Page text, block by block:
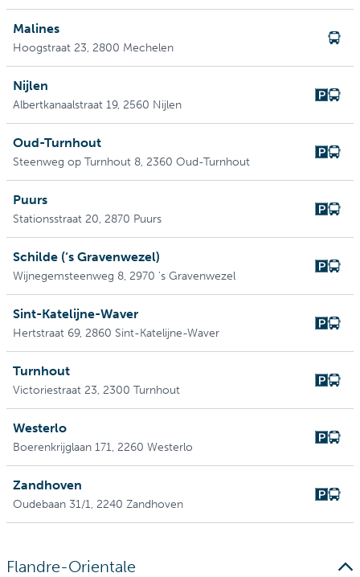
Malines
Hoogstraat 23, 2800 Mechelen
Nijlen
Albertkanaalstraat 19, 2560 Nijlen
Oud-Turnhout
Steenweg op Turnhout 8, 2360 Oud-Turnhout
Puurs
Stationsstraat 20, 2870 Puurs
Schilde (‘s Gravenwezel)
Wijnegemsteenweg 8, 2970 's Gravenwezel
Sint-Katelijne-Waver
Hertstraat 69, 2860 Sint-Katelijne-Waver
Turnhout
Victoriestraat 23, 2300 Turnhout
Westerlo
Boerenkrijglaan 171, 2260 Westerlo
Zandhoven
Oudebaan 31/1, 2240 Zandhoven
Flandre-Orientale